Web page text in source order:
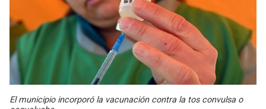
El municipio incorporó la vacunación contra la tos convulsa o